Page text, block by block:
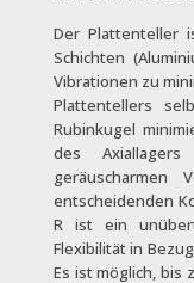
Der Plattenteller
Schichten
Vibrationen zu
Plattentellers
Rubinkugel
des
geräuscharmen
entscheidenden
R ist ein
Flexibilität in
Es ist möglich, bis